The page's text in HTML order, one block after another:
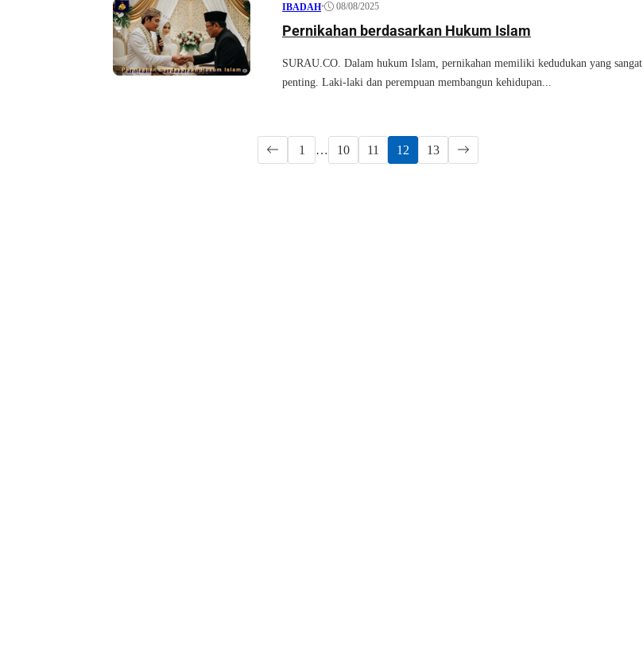
IBADAH• 08/08/2025
Pernikahan berdasarkan Hukum Islam
SURAU.CO. Dalam hukum Islam, pernikahan memiliki kedudukan yang sangat
penting. Laki-laki dan perempuan membangun kehidupan...
1 … 10 11 12 13